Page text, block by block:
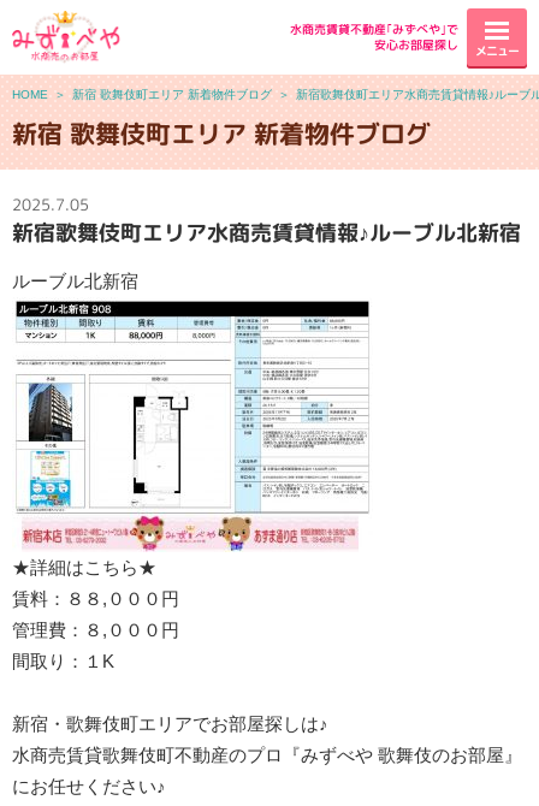
水商売賃貸不動産｢みずべや｣で
安心お部屋探し
メニュー
HOME ＞ 新宿 歌舞伎町エリア 新着物件ブログ ＞ 新宿歌舞伎町エリア水商売賃貸情報♪ルーブ
新宿 歌舞伎町エリア 新着物件ブログ
2025.7.05
新宿歌舞伎町エリア水商売賃貸情報♪ルーブル北新宿
ルーブル北新宿
★詳細はこちら★
賃料：８８,０００円
管理費：８,０００円
間取り：１K
新宿・歌舞伎町エリアでお部屋探しは♪
水商売賃貸歌舞伎町不動産のプロ『みずべや 歌舞伎のお部屋』
にお任せください♪